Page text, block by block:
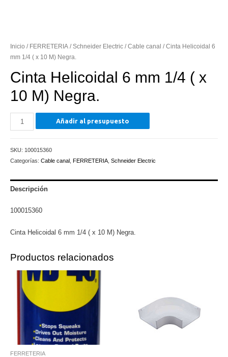
Inicio / FERRETERIA /Schneider Electric /Cable canal / Cinta Helicoidal 6
mm 1/4 ( x 10 M) Negra.
Cinta Helicoidal 6 mm 1/4 ( x
10 M) Negra.
Cinta
Helicoidal
mm
1/4
x
M)
cantidad
Añadir al presupuesto
SKU: 100015360
Categorías: Cable canal FERRETERIA Schneider Electric
Descripción
100015360
Cinta Helicoidal 6 mm 1/4 ( x 10 M) Negra.
Productos relacionados
FERRETERIA